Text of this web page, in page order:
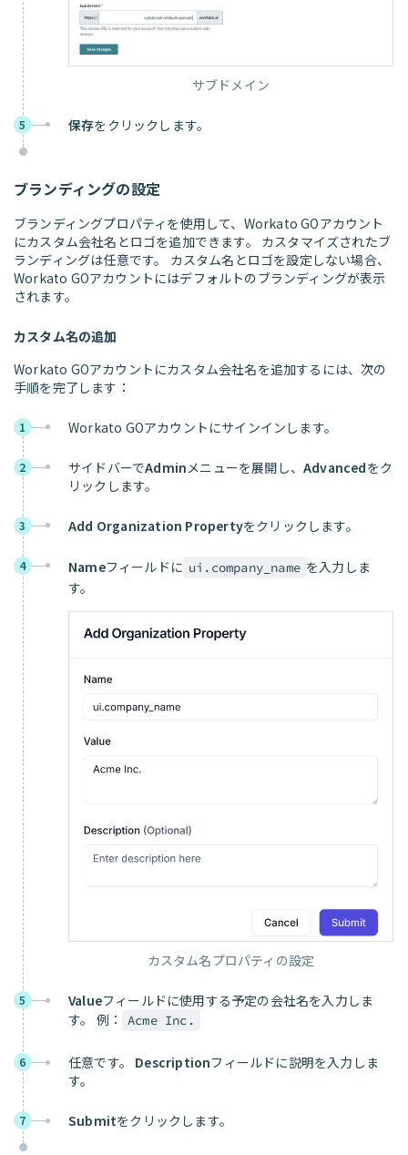
サブドメイン
5 保存をクリックします。
ブランディングの設定
ブランディングプロパティを使用して、Workato GOアカウント
にカスタム会社名とロゴを追加できます。 カスタマイズされたブ
ランディングは任意です。 カスタム名とロゴを設定しない場合、
Workato GOアカウントにはデフォルトのブランディングが表示
されます。
カスタム名の追加
Workato GOアカウントにカスタム会社名を追加するには、次の
手順を完了します：
1 Workato GOアカウントにサインインします。
2 サイドバーでAdmin メニューを展開し、Advancedをク
リックします。
3 Add Organization Propertyをクリックします。
4 Nameフィールドに ui.company_name を入力しま
す。
カスタム名プロパティの設定
5 Valueフィールドに使用する予定の会社名を入力しま
す。 例：
Acme Inc.
6 任意です。 Descriptionフィールドに説明を入力しま
す。
7 Submitをクリックします。